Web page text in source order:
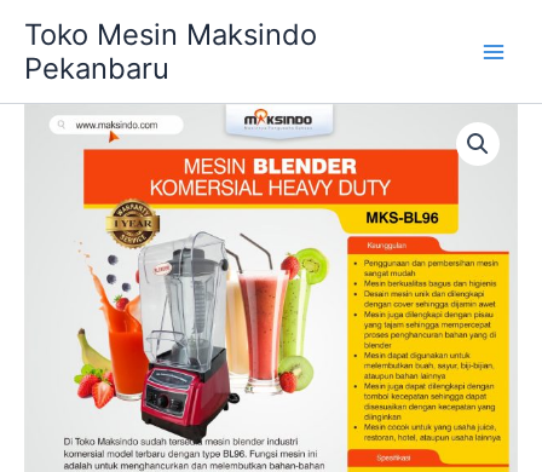
content
Toko Mesin Maksindo
Pekanbaru